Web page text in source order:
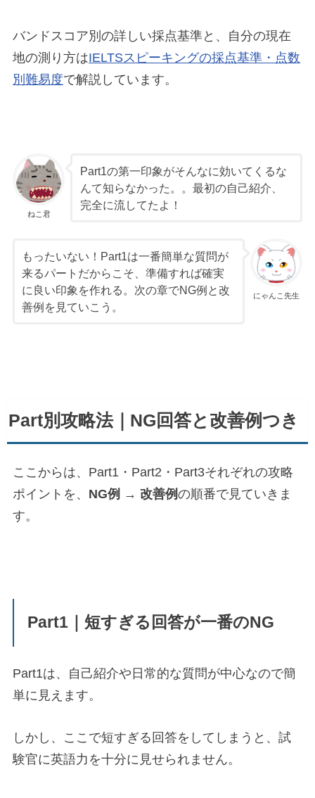
バンドスコア別の詳しい採点基準と、自分の現在
地の測り方はIELTSスピーキングの採点基準・点数
別難易度で解説しています。
ねこ君
Part1の第一印象がそんなに効いてくるな
んて知らなかった。。最初の自己紹介、
完全に流してたよ！
にゃんこ先生
もったいない！Part1は一番簡単な質問が
来るパートだからこそ、準備すれば確実
に良い印象を作れる。次の章でNG例と改
善例を見ていこう。
Part別攻略法｜NG回答と改善例つき
ここからは、Part1・Part2・Part3それぞれの攻略
ポイントを、 NG例 → 改善例の順番で見ていきま
す。
Part1｜短すぎる回答が一番のNG
Part1は、自己紹介や日常的な質問が中心なので簡
単に見えます。
しかし、ここで短すぎる回答をしてしまうと、試
験官に英語力を十分に見せられません。